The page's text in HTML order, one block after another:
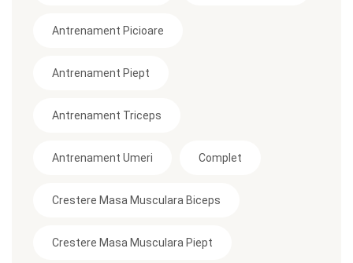
Antrenament Picioare
Antrenament Piept
Antrenament Triceps
Antrenament Umeri Complet
Crestere Masa Musculara Biceps
Crestere Masa Musculara Piept